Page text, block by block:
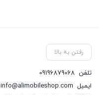
رفتن به بالا
تلفن 09196879068
ایمیل info@alimobileshop.com